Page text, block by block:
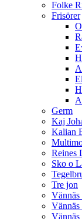
Folke
Frisörer
Germ
Kaj
Kalian
Reines
Sko o
Tre jon